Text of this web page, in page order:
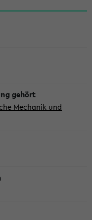
Mechanik und